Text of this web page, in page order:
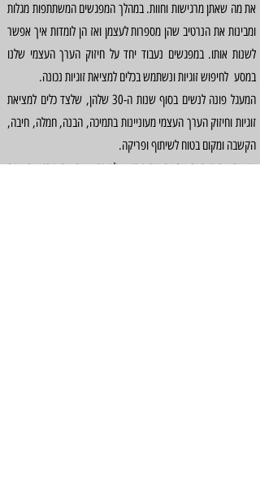
את מה שאתן מרגישות וחוות. במהלך המפגשים המשתתפות מגלות
ומבינות את הנרטיב שהן מספרות לעצמן ואז הן לומדות איך אפשר
לשנות אותו. במפגשים נעבוד יחד על חיזוק הערך העצמי שלנו
במסע לחיפוש זוגיות ונשתמש בכלים למציאת זוגיות נכונה.
המעגל פונה לנשים בסוף שנות ה-30 שלהן, שלצד כלים למציאת
זוגיות וחיזוק הערך העצמי מעוניינות בתמיכה, הבנה, חמלה, חיבה,
הקשבה ומקום בטוח לשיתוף ופריקה.
אז אם את קוראת את זה וזה מרגיש לך נכון, אם את מרגישה שזה